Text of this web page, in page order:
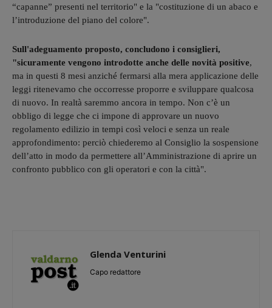
“capanne” presenti nel territorio" e la "costituzione di un abaco e
l’introduzione del piano del colore".
Sull'adeguamento proposto, concludono i consiglieri,
"sicuramente vengono introdotte anche delle novità positive,
ma in questi 8 mesi anziché fermarsi alla mera applicazione delle
leggi ritenevamo che occorresse proporre e sviluppare qualcosa
di nuovo. In realtà saremmo ancora in tempo. Non c’è un
obbligo di legge che ci impone di approvare un nuovo
regolamento edilizio in tempi così veloci e senza un reale
approfondimento: perciò chiederemo al Consiglio la sospensione
dell’atto in modo da permettere all’Amministrazione di aprire un
confronto pubblico con gli operatori e con la città".
Glenda Venturini
Capo redattore